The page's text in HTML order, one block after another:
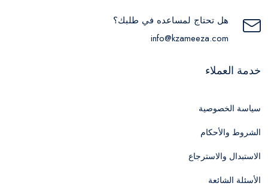
هل تحتاج لمساعده في طلبك؟
info@kzameeza.com
خدمة العملاء
سياسة الخصوصية
الشروط والأحكام
الاستبدال والاسترجاع
الأسئلة الشائعة